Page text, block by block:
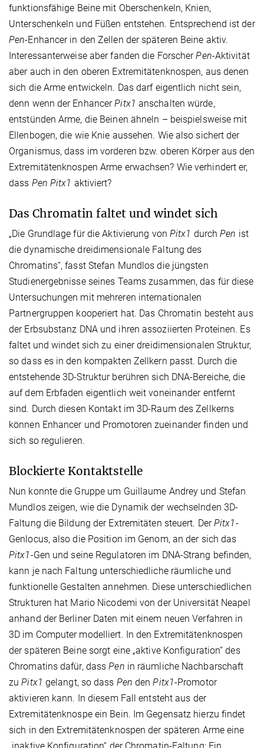
funktionsfähige Beine mit Oberschenkeln, Knien,
Unterschenkeln und Füßen entstehen. Entsprechend ist der
Pen-Enhancer in den Zellen der späteren Beine aktiv.
Interessanterweise aber fanden die ForscherPen-Aktivität
aber auch in den oberen Extremitätenknospen, aus denen
sich die Arme entwickeln. Das darf eigentlich nicht sein,
denn wenn der EnhancerPitx1 anschalten würde,
entstünden Arme, die Beinen ähneln – beispielsweise mit
Ellenbogen, die wie Knie aussehen. Wie also sichert der
Organismus, dass im vorderen bzw. oberen Körper aus den
Extremitätenknospen Arme erwachsen? Wie verhindert er,
dass Pen Pitx1 aktiviert?
Das Chromatin faltet und windet sich
„Die Grundlage für die Aktivierung von Pitx1 durchPen ist
die dynamische dreidimensionale Faltung des
Chromatins“, fasst Stefan Mundlos die jüngsten
Studienergebnisse seines Teams zusammen, das für diese
Untersuchungen mit mehreren internationalen
Partnergruppen kooperiert hat. Das Chromatin besteht aus
der Erbsubstanz DNA und ihren assoziierten Proteinen. Es
faltet und windet sich zu einer dreidimensionalen Struktur,
so dass es in den kompakten Zellkern passt. Durch die
entstehende 3D-Struktur berühren sich DNA-Bereiche, die
auf dem Erbfaden eigentlich weit voneinander entfernt
sind. Durch diesen Kontakt im 3D-Raum des Zellkerns
können Enhancer und Promotoren zueinander finden und
sich so regulieren.
Blockierte Kontaktstelle
Nun konnte die Gruppe um Guillaume Andrey und Stefan
Mundlos zeigen, wie die Dynamik der wechselnden 3D-
Faltung die Bildung der Extremitäten steuert. DerPitx1-
Genlocus, also die Position im Genom, an der sich das
Pitx1-Gen und seine Regulatoren im DNA-Strang befinden,
kann je nach Faltung unterschiedliche räumliche und
funktionelle Gestalten annehmen. Diese unterschiedlichen
Strukturen hat Mario Nicodemi von der Universität Neapel
anhand der Berliner Daten mit einem neuen Verfahren in
3D im Computer modelliert. In den Extremitätenknospen
der späteren Beine sorgt eine „aktive Konfiguration“ des
Chromatins dafür, dassPen in räumliche Nachbarschaft
zuPitx1 gelangt, so dass Pen denPitx1-Promotor
aktivieren kann. In diesem Fall entsteht aus der
Extremitätenknospe ein Bein. Im Gegensatz hierzu findet
sich in den Extremitätenknospen der späteren Arme eine
„inaktive Konfiguration“ der Chromatin-Faltung: Ein